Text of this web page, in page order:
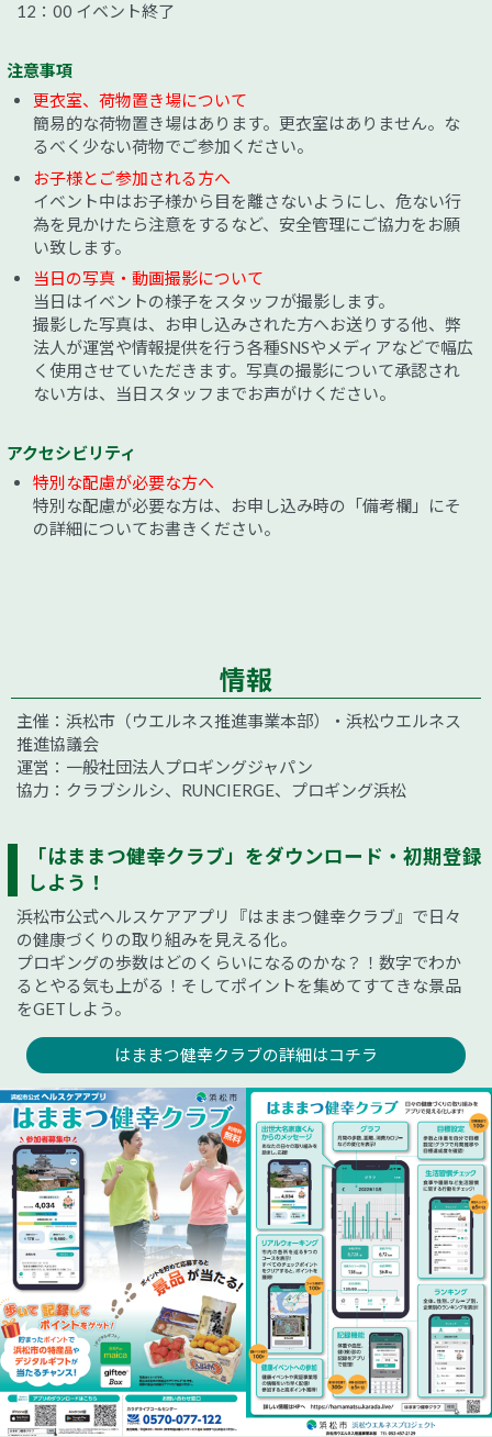
12：00 イベント終了
注意事項
更衣室、荷物置き場について
簡易的な荷物置き場はあります。更衣室はありません。な
るべく少ない荷物でご参加ください。
お子様とご参加される方へ
イベント中はお子様から目を離さないようにし、危ない行
為を見かけたら注意をするなど、安全管理にご協力をお願
い致します。
当日の写真・動画撮影について
当日はイベントの様子をスタッフが撮影します。
撮影した写真は、お申し込みされた方へお送りする他、弊
法人が運営や情報提供を行う各種SNSやメディアなどで幅広
く使用させていただきます。写真の撮影について承認され
ない方は、当日スタッフまでお声がけください。
アクセシビリティ
特別な配慮が必要な方へ
特別な配慮が必要な方は、お申し込み時の「備考欄」にそ
の詳細についてお書きください。
情報
主催：浜松市（ウエルネス推進事業本部）・浜松ウエルネス
推進協議会
運営：一般社団法人プロギングジャパン
協力：クラブシルシ、RUNCIERGE、プロギング浜松
「はままつ健幸クラブ」をダウンロード・初期登録
しよう！
浜松市公式ヘルスケアアプリ『はままつ健幸クラブ』で日々
の健康づくりの取り組みを見える化。
プロギングの歩数はどのくらいになるのかな？！数字でわか
るとやる気も上がる！そしてポイントを集めてすてきな景品
をGETしよう。
はままつ健幸クラブの詳細はコチラ